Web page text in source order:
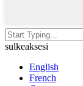
sulkeaksesi
English
French